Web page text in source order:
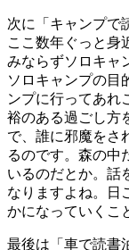
次に「キャンプで
ここ数年ぐっと身
みならずソロキャ
ソロキャンプの目
ンプに行ってあれ
裕のある過ごし方
で、誰に邪魔をさ
るのです。森の中
いるのだとか。話
なりますよね。日
かになっていくこ
最後は「車で読書